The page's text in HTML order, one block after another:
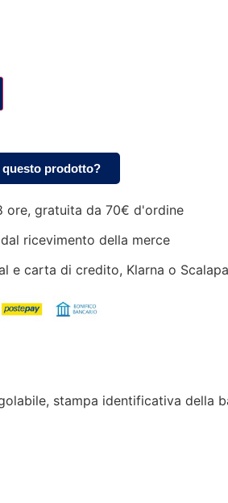
prodotto?
ore, gratuita da 70€ d'ordine
ricevimento della merce
e carta di credito, Klarna o
stampa identificativa della